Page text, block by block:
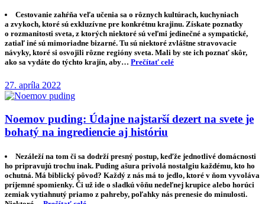
Cestovanie zahŕňa veľa učenia sa o rôznych kultúrach, kuchyniach
a zvykoch, ktoré sú exkluzívne pre konkrétnu krajinu. Získate poznatky
o rozmanitosti sveta, z ktorých niektoré sú veľmi jedinečné a sympatické,
zatiaľ iné sú mimoriadne bizarné. Tu sú niektoré zvláštne stravovacie
návyky, ktoré si osvojili rôzne regióny sveta. Mali by ste ich poznať skôr,
ako sa vydáte do týchto krajín, aby… Prečítať celé
27. apríla 2022
Noemov puding: Údajne najstarší dezert na svete je
bohatý na ingrediencie aj históriu
Nezáleží na tom či sa dodrží presný postup, keďže jednotlivé domácnosti
ho pripravujú trochu inak. Puding ašura privolá nostalgiu každému, kto ho
ochutná. Má biblický pôvod? Každý z nás má to jedlo, ktoré v ňom vyvoláva
príjemné spomienky. Či už ide o sladkú vôňu nedeľnej krupice alebo horúci
zemiak vytiahnutý priamo z pahreby, poľahky nás prenesie do minulosti.